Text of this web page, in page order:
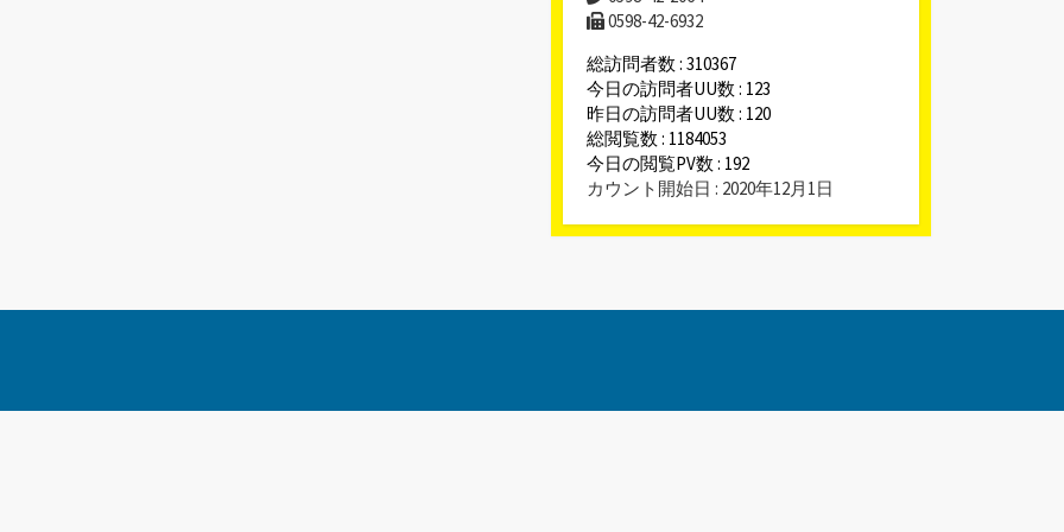
0598-42-6932
総訪問者数 : 310367
今日の訪問者UU数 : 123
昨日の訪問者UU数 : 120
総閲覧数 : 1184053
今日の閲覧PV数 : 192
カウント開始日 : 2020年12月1日